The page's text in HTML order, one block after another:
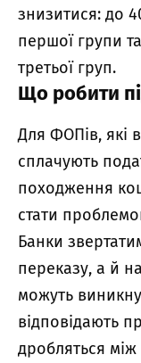
знизитися: до
першої групи
третьої груп.
Що робити
Для ФОПів, які
сплачують
походження
стати
Банки
переказу, а й
можуть
відповідають
дробляться